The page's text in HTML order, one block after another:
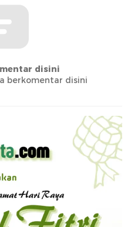
disini
berkomentar disini